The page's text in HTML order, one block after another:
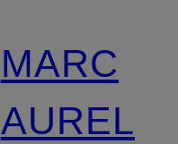
MARC
AUREL